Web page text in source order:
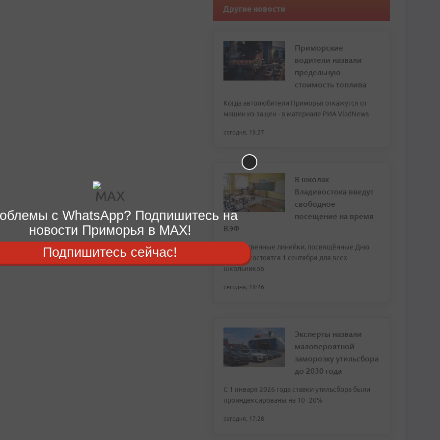
Другие новости
Приморские
водители назвали
предельную
стоимость топлива
Когда автолюбители Приморья откажутся от
машин из-за цен - в материале РИА VladNews
сегодня, 19:27
В школах
Владивостока введут
свободное
посещение на время
ВЭФ
Торжественные линейки, посвящённые Дню
знаний, состоятся 1 сентября для всех
школьников
сегодня, 18:26
Эксперты назвали
маловероятной
заморозку утильсбора
до 2030 года
С 1 января 2026 года ставки утильсбора были
проиндексированы на 10–20%
сегодня, 17:28
с WhatsApp? Подпишитесь на
новости Приморья в MAX!
Подпишитесь сейчас!